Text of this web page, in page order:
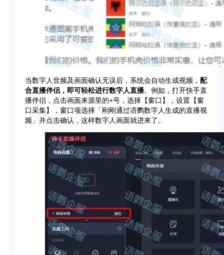
当数字人音频及画面确认无误后，系统会自动生成视频， 配
合直播伴侣，即可轻松进行数字人直播。例如，打开快手直
播伴侣，点击画面来源里的+号，选择【窗口】，设置【窗
口采集】，窗口项选择「刚刚通过语鹦数字人生成的直播视
频」并点击确认，这样数字人画面就进来了。